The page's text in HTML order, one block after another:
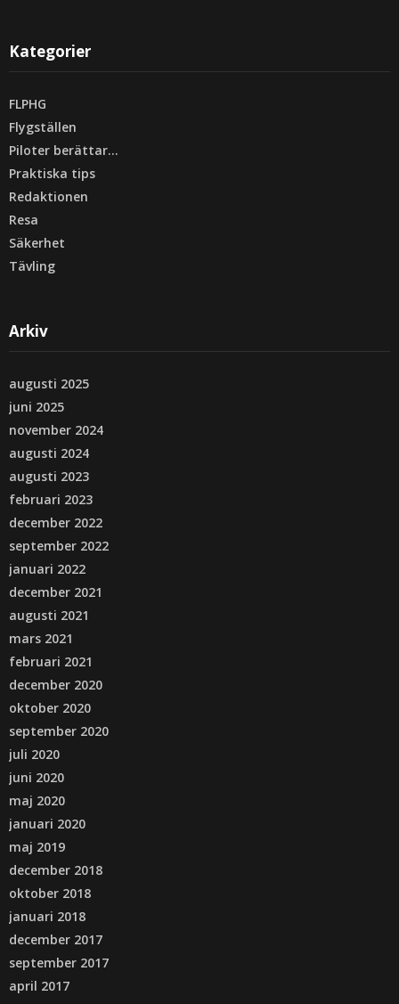
Kategorier
FLPHG
Flygställen
Piloter berättar…
Praktiska tips
Redaktionen
Resa
Säkerhet
Tävling
Arkiv
augusti 2025
juni 2025
november 2024
augusti 2024
augusti 2023
februari 2023
december 2022
september 2022
januari 2022
december 2021
augusti 2021
mars 2021
februari 2021
december 2020
oktober 2020
september 2020
juli 2020
juni 2020
maj 2020
januari 2020
maj 2019
december 2018
oktober 2018
januari 2018
december 2017
september 2017
april 2017